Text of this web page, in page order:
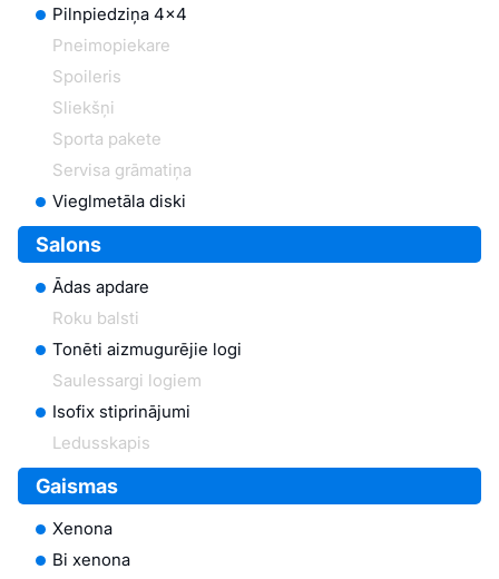
Pilnpiedziņa 4x4
Pneimopiekare
Spoileris
Sliekšņi
Sporta pakete
Servisa grāmatiņa
Vieglmetāla diski
Salons
Ādas apdare
Roku balsti
Tonēti aizmugurējie logi
Saulessargi logiem
Isofix stiprinājumi
Ledusskapis
Gaismas
Xenona
Bi xenona